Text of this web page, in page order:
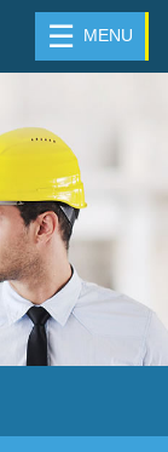
☰ MENU